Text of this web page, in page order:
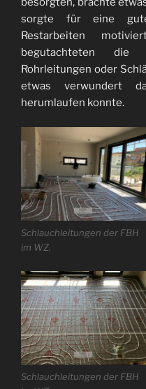
sorgte für eine
Restarbeiten
begutachteten die
Rohrleitungen oder
etwas verwundert
herumlaufen konnte.
Schlauchleitungen der FBH
im WZ.
Schlauchleitungen der FBH